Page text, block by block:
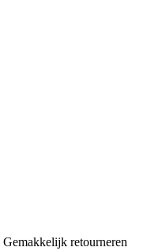
Gemakkelijk retourneren